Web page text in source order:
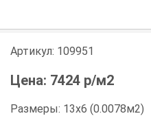
Артикул: 109951
Цена: 7424р/м2
Размеры: 13х6 (0.0078м2)